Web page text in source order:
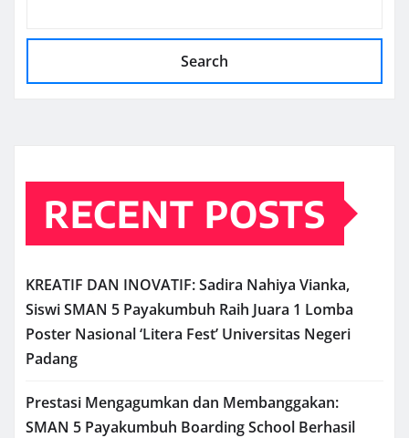
Search
RECENT POSTS
KREATIF DAN INOVATIF: Sadira Nahiya Vianka,
Siswi SMAN 5 Payakumbuh Raih Juara 1 Lomba
Poster Nasional ‘Litera Fest’ Universitas Negeri
Padang
Prestasi Mengagumkan dan Membanggakan:
SMAN 5 Payakumbuh Boarding School Berhasil